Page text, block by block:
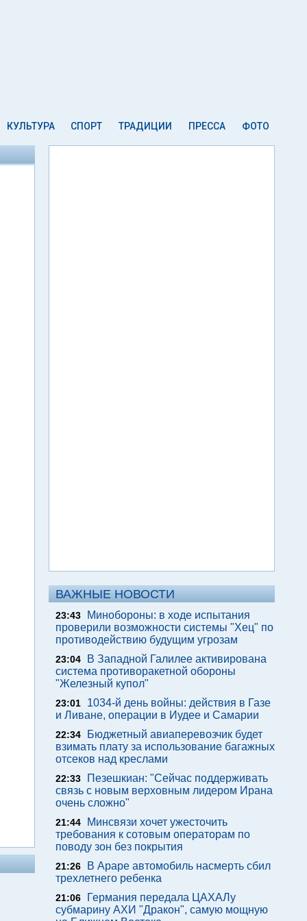
КУЛЬТУРА СПОРТ ТРАДИЦИИ ПРЕССА ФОТО
ВАЖНЫЕ НОВОСТИ
23:43
Минобороны: в ходе испытания
проверили возможности системы "Хец" по
противодействию будущим угрозам
23:04
В Западной Галилее активирована
система противоракетной обороны
"Железный купол"
23:01
1034-й день войны: действия в Газе
и Ливане, операции в Иудее и Самарии
22:34
Бюджетный авиаперевозчик будет
взимать плату за использование багажных
отсеков над креслами
22:33
Пезешкиан: "Сейчас поддерживать
связь с новым верховным лидером Ирана
очень сложно"
21:44
Минсвязи хочет ужесточить
требования к сотовым операторам по
поводу зон без покрытия
21:26
В Араре автомобиль насмерть сбил
трехлетнего ребенка
21:06
Германия передала ЦАХАЛу
субмарину АХИ "Дракон", самую мощную